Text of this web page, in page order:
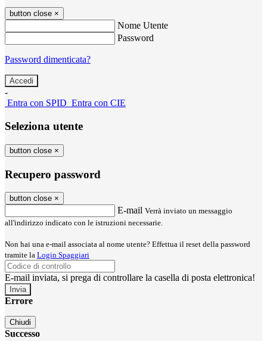
button close ×
Nome Utente
Password
Password dimenticata?
-
Entra con SPID Entra con CIE
Seleziona utente
button close ×
Recupero password
button close ×
E-mail Verrà inviato un messaggio
all'indirizzo indicato con le istruzioni necessarie.
Non hai una e-mail associata al nome utente? Effettua il reset della password
tramite la Login Spaggiari
E-mail inviata, si prega di controllare la casella di posta elettronica!
Errore
Chiudi
Successo